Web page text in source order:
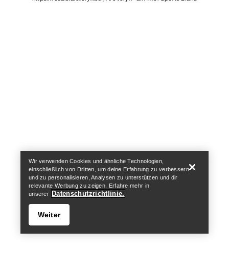
Wir verwenden Cookies und ähnliche Technologien,
einschließlich von Dritten, um deine Erfahrung zu verbessern
und zu personalisieren, Analysen zu unterstützen und dir
relevante Werbung zu zeigen. Erfahre mehr in
unserer Datenschutzrichtlinie.
Weiter